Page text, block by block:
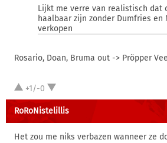
Lijkt me verre van realistisch dat
haalbaar zijn zonder Dumfries en
verkopen
Rosario, Doan, Bruma out -> Pröpper
+1/-0
RoRoNistelillis
Het zou me niks verbazen wanneer ze